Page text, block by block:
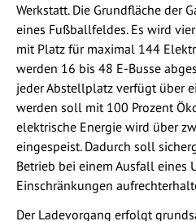
Werkstatt. Die Grundfläche der
eines Fußballfeldes. Es wird
mit Platz für maximal 144
werden 16 bis 48 E-Busse
jeder Abstellplatz verfügt über
werden soll mit 100 Prozent
elektrische Energie wird über
eingespeist. Dadurch soll
Betrieb bei einem Ausfall eines
Einschränkungen
Der Ladevorgang erfolgt